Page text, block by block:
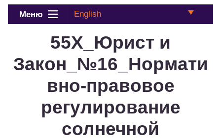
Меню English
55Х_Юрист и
Закон_№16_Нормати
вно-правовое
регулирование
солнечной